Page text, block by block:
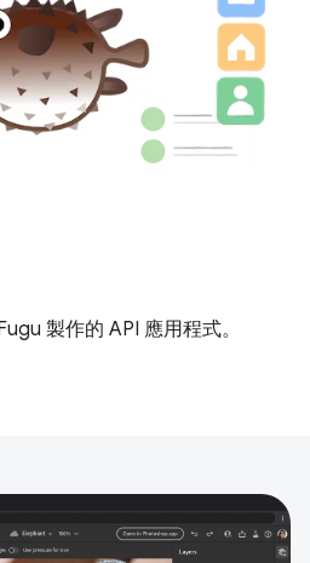
製作的 API 應用程式。